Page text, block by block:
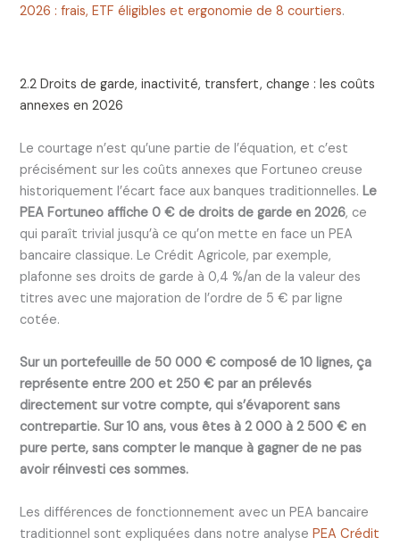
2026 : frais, ETF éligibles et ergonomie de 8 courtiers.
2.2 Droits de garde, inactivité, transfert, change : les coûts
annexes en 2026
Le courtage n’est qu’une partie de l’équation, et c’est
précisément sur les coûts annexes que Fortuneo creuse
historiquement l’écart face aux banques traditionnelles.Le
PEA Fortuneo affiche 0 € de droits de garde en 2026, ce
qui paraît trivial jusqu’à ce qu’on mette en face un PEA
bancaire classique. Le Crédit Agricole, par exemple,
plafonne ses droits de garde à 0,4 %/an de la valeur des
titres avec une majoration de l’ordre de 5 € par ligne
cotée.
Sur un portefeuille de 50 000 € composé de 10 lignes, ça
représente entre 200 et 250 € par an prélevés
directement sur votre compte, qui s’évaporent sans
contrepartie. Sur 10 ans, vous êtes à 2 000 à 2 500 € en
pure perte, sans compter le manque à gagner de ne pas
avoir réinvesti ces sommes.
Les différences de fonctionnement avec un PEA bancaire
traditionnel sont expliquées dans notre analysePEA Crédit